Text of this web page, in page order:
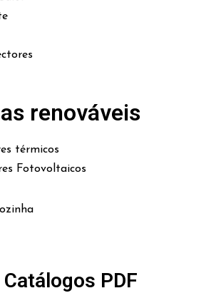
renováveis
térmicos
Fotovoltaicos
Catálogos PDF